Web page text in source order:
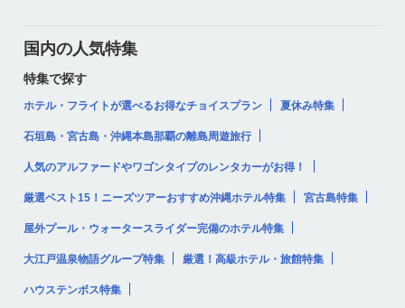
国内の人気特集
特集で探す
ホテル・フライトが選べるお得なチョイスプラン 夏休み特集
石垣島・宮古島・沖縄本島那覇の離島周遊旅行
人気のアルファードやワゴンタイプのレンタカーがお得！
厳選ベスト15！ニーズツアーおすすめ沖縄ホテル特集 宮古島特集
屋外プール・ウォータースライダー完備のホテル特集
大江戸温泉物語グループ特集 厳選！高級ホテル・旅館特集
ハウステンボス特集